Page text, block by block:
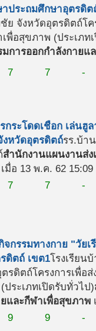
าประถมศึกษาอุตรดิต
ย จังหวัดอุตรดิตถ์โค
พื่อสุขภาพ (ประเภท
การออกกำลังกายแ
7
7 -
กระโดดเชือก เล่นฮู
งหวัดอุตรดิตถ์รร.บ้า
สำนักงานแผนงานส่ง
เมื่อ 13 พ.ค. 62
7
7 -
จกรรมทางกาย "วัย
ดิตถ์ เขต1โรงเรียน
รดิตถ์โครงการเพื่อ
ประเภทเปิดรับทั่วไป)
และกีฬาเพื่อสุขภาพ
9
9 -